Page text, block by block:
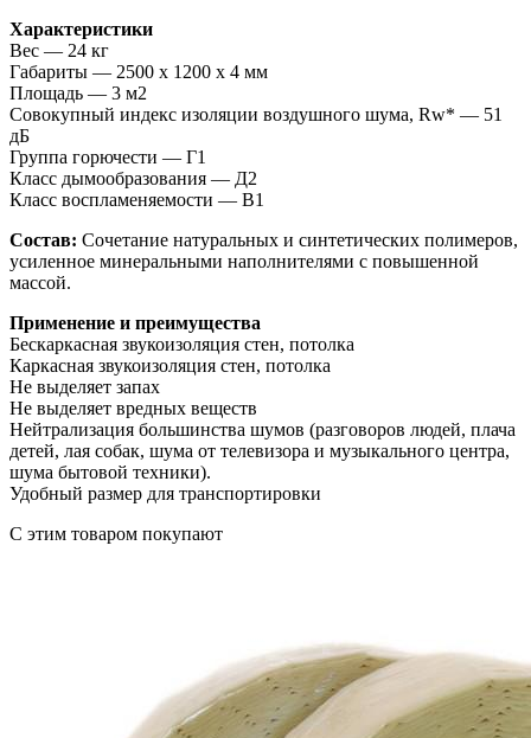
Характеристики
Вес — 24 кг
Габариты — 2500 х 1200 х 4 мм
Площадь — 3 м2
Совокупный индекс изоляции воздушного шума, Rw* — 51
дБ
Группа горючести — Г1
Класс дымообразования — Д2
Класс воспламеняемости — В1
Состав: Сочетание натуральных и синтетических полимеров,
усиленное минеральными наполнителями с повышенной
массой.
Применение и преимущества
Бескаркасная звукоизоляция стен, потолка
Каркасная звукоизоляция стен, потолка
Не выделяет запах
Не выделяет вредных веществ
Нейтрализация большинства шумов (разговоров людей, плача
детей, лая собак, шума от телевизора и музыкального центра,
шума бытовой техники).
Удобный размер для транспортировки
C этим товаром покупают